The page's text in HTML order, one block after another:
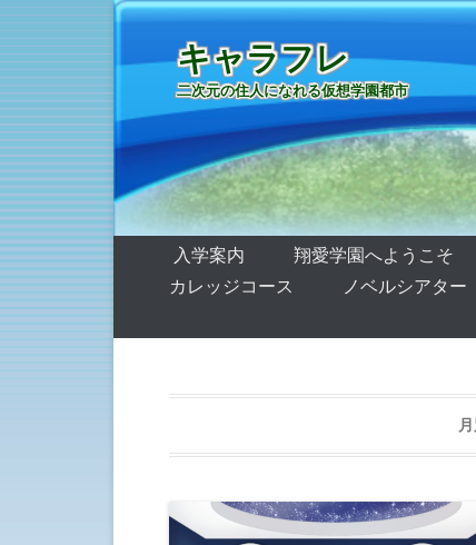
キャラフレ
二次元の住人になれる仮想学園都市
第1メニュー
コンテンツへ移動
入学案内 翔愛学園へようこそ
カレッジコース
ノベルシアター